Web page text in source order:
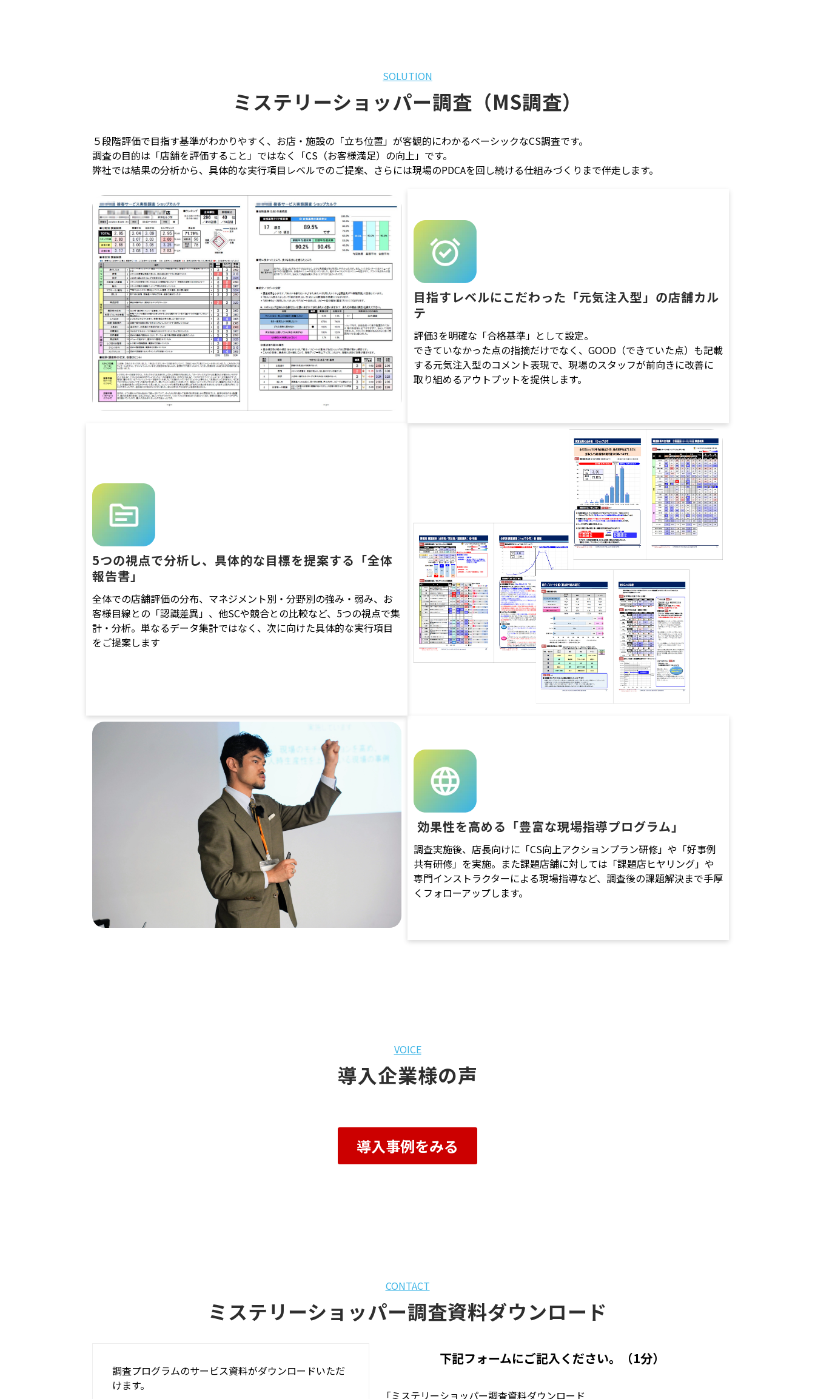
SOLUTION
ミステリーショッパー調査（MS調査）
５段階評価で目指す基準がわかりやすく、お店・施設の「立ち位置」が客観的にわかるベーシックなCS調査です。
調査の目的は「店舗を評価すること」ではなく「CS（お客様満足）の向上」です。
弊社では結果の分析から、具体的な実行項目レベルでのご提案、さらには現場のPDCAを回し続ける仕組みづくりまで伴走します。
目指すレベルにこだわった「元気注入型」の店舗カル
テ
評価3を明確な「合格基準」として設定。
できていなかった点の指摘だけでなく、GOOD（できていた点）も記載
する元気注入型のコメント表現で、現場のスタッフが前向きに改善に
取り組めるアウトプットを提供します。
5つの視点で分析し、具体的な目標を提案する「全体
報告書」
全体での店舗評価の分布、マネジメント別・分野別の強み・弱み、お
客様目線との「認識差異」、他SCや競合との比較など、5つの視点で集
計・分析。単なるデータ集計ではなく、次に向けた具体的な実行項目
をご提案します
効果性を高める「豊富な現場指導プログラム」
調査実施後、店長向けに「CS向上アクションプラン研修」や「好事例
共有研修」を実施。また課題店舗に対しては「課題店ヒヤリング」や
専門インストラクターによる現場指導など、調査後の課題解決まで手厚
くフォローアップします。
VOICE
導入企業様の声
導入事例をみる
CONTACT
ミステリーショッパー調査資料ダウンロード
調査プログラムのサービス資料がダウンロードいただ
けます。
下記フォームにご記入ください。（1分）
「ミステリーショッパー調査資料ダウンロード